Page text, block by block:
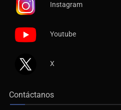
Instagram
Youtube
X
Contáctanos